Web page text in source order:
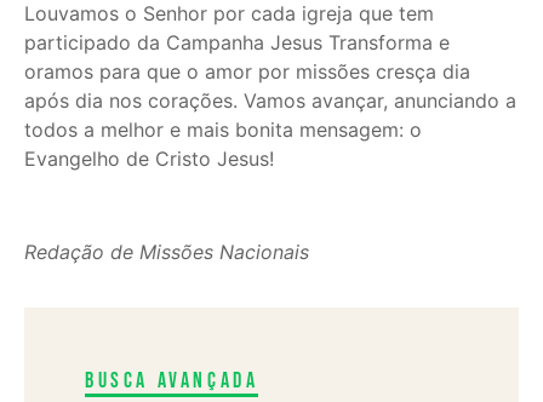
Louvamos o Senhor por cada igreja que tem
participado da Campanha Jesus Transforma e
oramos para que o amor por missões cresça dia
após dia nos corações. Vamos avançar, anunciando a
todos a melhor e mais bonita mensagem: o
Evangelho de Cristo Jesus!
Redação de Missões Nacionais
Busca avançada